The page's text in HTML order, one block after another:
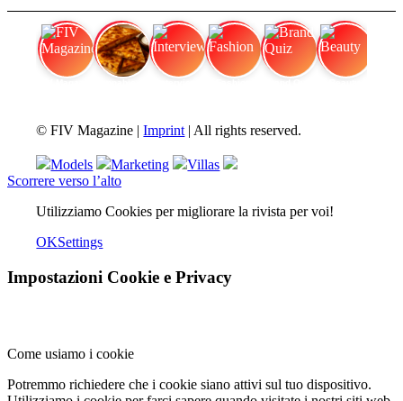
© FIV Magazine |Imprint | All rights reserved.
Models Marketing
Villas
Scorrere verso l’alto
Utilizziamo Cookies per migliorare la rivista per voi!
OKSettings
Impostazioni Cookie e Privacy
Come usiamo i cookie
Potremmo richiedere che i cookie siano attivi sul tuo dispositivo.